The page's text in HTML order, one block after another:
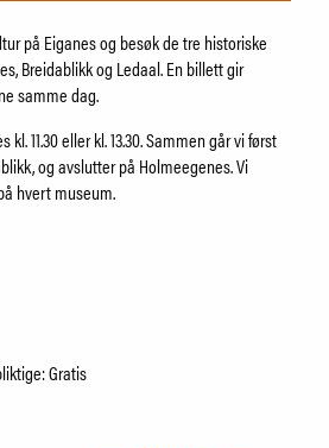
Om Holmeegenes
Om Breidablikk
Om Ledaal
Ansatte
på Eiganes og besøk de tre historiske
Breidablikk og Ledaal. En billett gir
samme dag.
11.30 eller kl. 13.30. Sammen går vi først
og avslutter på Holmeegenes. Vi
hvert museum.
Gratis